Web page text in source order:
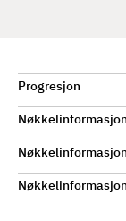
Progresjon